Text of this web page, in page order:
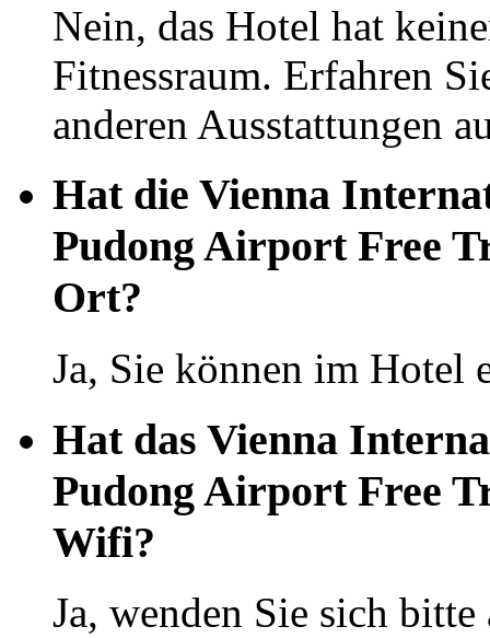
Nein, das Hotel hat
Fitnessraum. Erfahren
anderen Ausstattungen
Hat die Vienna
Pudong Airport Free
Ort?
Ja, Sie können im Hotel
Hat das Vienna
Pudong Airport Free
Wifi?
Ja, wenden Sie sich